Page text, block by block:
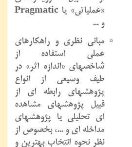
«عملیاتی» یا Pragmatic
و ...
مبانی نظری و راهکارهای
عملی استفاده از
شاخصهای «اندازه اثر» در
طیف وسیعی از انواع
پژوهشهای رابطه‏ ای از
قبیل پژوهشهای مشاهده
ای تحلیلی یا پژوهشهای
مداخله ای و ...، بخصوص از
نظر نحوه انتخاب بهترین و